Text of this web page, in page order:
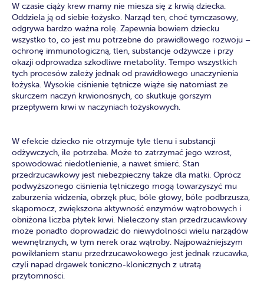
W czasie ciąży krew mamy nie miesza się z krwią dziecka.
Oddziela ją od siebie łożysko. Narząd ten, choć tymczasowy,
odgrywa bardzo ważna rolę. Zapewnia bowiem dziecku
wszystko to, co jest mu potrzebne do prawidłowego rozwoju –
ochronę immunologiczną, tlen, substancje odżywcze i przy
okazji odprowadza szkodliwe metabolity. Tempo wszystkich
tych procesów zależy jednak od prawidłowego unaczynienia
łożyska. Wysokie ciśnienie tętnicze wiąże się natomiast ze
skurczem naczyń krwionośnych, co skutkuje gorszym
przepływem krwi w naczyniach łożyskowych.
W efekcie dziecko nie otrzymuje tyle tlenu i substancji
odżywczych, ile potrzeba. Może to zatrzymać jego wzrost,
spowodować niedotlenienie, a nawet śmierć. Stan
przedrzucawkowy jest niebezpieczny także dla matki. Oprócz
podwyższonego ciśnienia tętniczego mogą towarzyszyć mu
zaburzenia widzenia, obrzęk płuc, bóle głowy, bóle podbrzusza,
skąpomocz, zwiększona aktywność enzymów wątrobowych i
obniżona liczba płytek krwi. Nieleczony stan przedrzucawkowy
może ponadto doprowadzić do niewydolności wielu narządów
wewnętrznych, w tym nerek oraz wątroby. Najpoważniejszym
powikłaniem stanu przedrzucawokowego jest jednak rzucawka,
czyli napad drgawek toniczno-klonicznych z utratą
przytomności.